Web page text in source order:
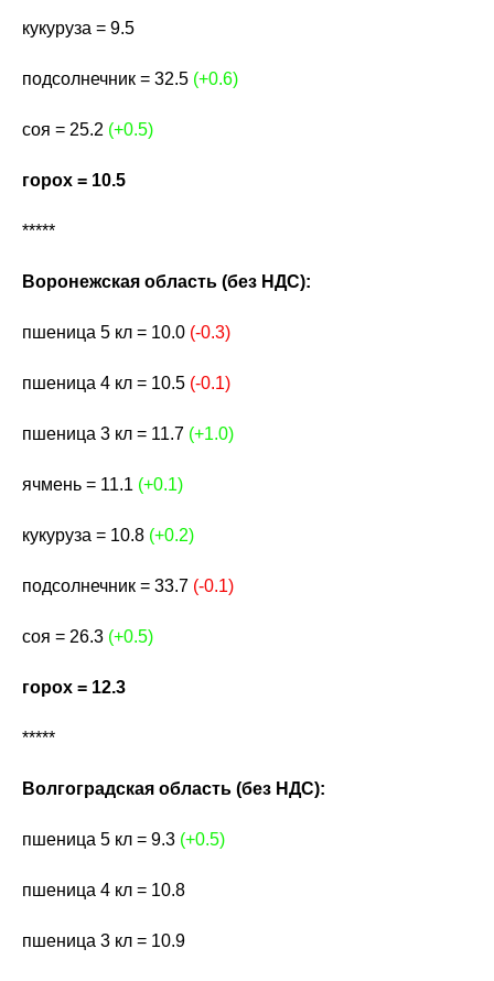
кукуруза = 9.5
подсолнечник = 32.5 (+0.6)
соя = 25.2 (+0.5)
горох = 10.5
*****
Воронежская область (без НДС):
пшеница 5 кл = 10.0 (-0.3)
пшеница 4 кл = 10.5 (-0.1)
пшеница 3 кл = 11.7 (+1.0)
ячмень = 11.1 (+0.1)
кукуруза = 10.8 (+0.2)
подсолнечник = 33.7 (-0.1)
соя = 26.3 (+0.5)
горох = 12.3
*****
Волгоградская область (без НДС):
пшеница 5 кл = 9.3 (+0.5)
пшеница 4 кл = 10.8
пшеница 3 кл = 10.9